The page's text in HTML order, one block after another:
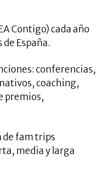
Contigo) cada año
España.
conferencias,
coaching,
premios,
de fam trips
media y larga